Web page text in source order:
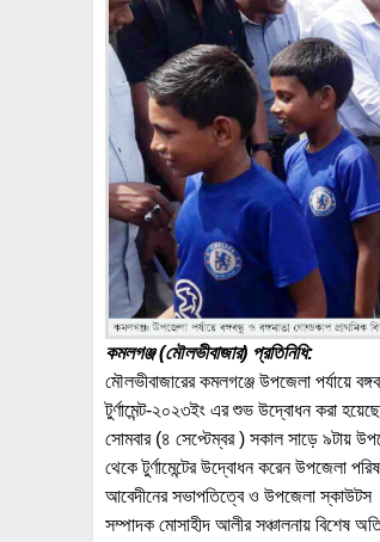
কমলগঞ্জ (মৌলভীবাজার) প্রতিনিধি:
মৌলভীবাজারের কমলগঞ্জে উপজেলা পর্যায়ে
টুর্ণামেন্ট-২০২৩ইং এর শুভ উদ্বোধন করা
সোমবার (৪ সেপ্টেম্বর ) সকাল সাড়ে ৯টায়
থেকে টুর্ণামেন্টের উদ্বোধন করেন উপজেলা
আবেদীনের সভাপতিত্বে ও উপজেলা স্কাউটস
সম্পাদক মোসাহীদ আলীর সঞ্চালনায় বিশেষ